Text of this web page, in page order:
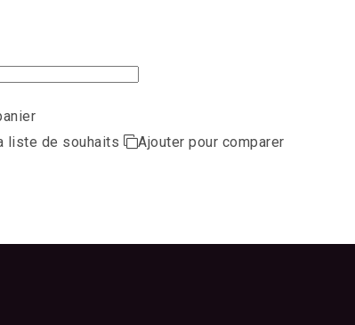
liste de souhaits
Ajouter pour comparer